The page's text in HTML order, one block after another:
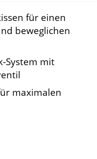
für einen
beweglichen
System mit
maximalen